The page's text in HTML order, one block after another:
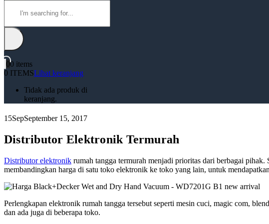
00 items
0 ITEMSLihat keranjang
Tidak ada produk di
keranjang.
15SepSeptember 15, 2017
Distributor Elektronik Termurah
Distributor elektronik rumah tangga termurah menjadi prioritas dari berbagai
membandingkan harga di satu toko elektronik ke toko yang lain, untuk
Perlengkapan elektronik rumah tangga tersebut seperti mesin cuci, magic com,
dan ada juga di beberapa toko.